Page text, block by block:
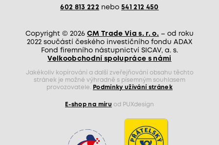
602 813 222 nebo 541 212 450
Copyright © 2026 CM Trade Via s. r. o. – od roku
2022 součástí českého investičního fondu ADAX
Fond firemního nástupnictví SICAV, a. s.
Velkoobchodní spolupráce s námi
Jakékoliv kopírování a další zveřejňování obsahu těchto
stránek je možné výhradně s písemným souhlasem
provozovatele.
Podmínky užívání stránek
E-shop na míru od PUXdesign